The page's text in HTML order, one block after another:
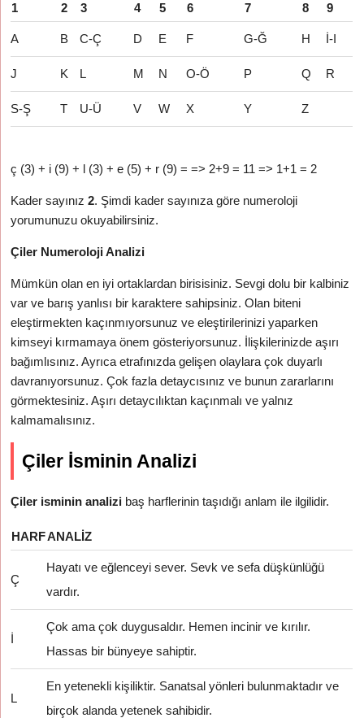
1 2 3 4 5 6 7 8 9
A B C-Ç D E F G-Ğ H İ-I
J K L M N O-Ö P Q R
S-Ş T U-Ü V W X Y Z
ç (3) + i (9) + l (3) + e (5) + r (9) = => 2+9 = 11 => 1+1 = 2
Kader sayınız2. Şimdi kader sayınıza göre numeroloji
yorumunuzu okuyabilirsiniz.
Çiler Numeroloji Analizi
Mümkün olan en iyi ortaklardan birisisiniz. Sevgi dolu bir kalbiniz
var ve barış yanlısı bir karaktere sahipsiniz. Olan biteni
eleştirmekten kaçınmıyorsunuz ve eleştirilerinizi yaparken
kimseyi kırmamaya önem gösteriyorsunuz. İlişkilerinizde aşırı
bağımlısınız. Ayrıca etrafınızda gelişen olaylara çok duyarlı
davranıyorsunuz. Çok fazla detaycısınız ve bunun zararlarını
görmektesiniz. Aşırı detaycılıktan kaçınmalı ve yalnız
kalmamalısınız.
Çiler İsminin Analizi
Çiler isminin analizi baş harflerinin taşıdığı anlam ile ilgilidir.
HARFANALIZ
Ç
Hayatı ve eğlenceyi sever. Sevk ve sefa düşkünlüğü
vardır.
İ
Çok ama çok duygusaldır. Hemen incinir ve kırılır.
Hassas bir bünyeye sahiptir.
L
En yetenekli kişiliktir. Sanatsal yönleri bulunmaktadır ve
birçok alanda yetenek sahibidir.